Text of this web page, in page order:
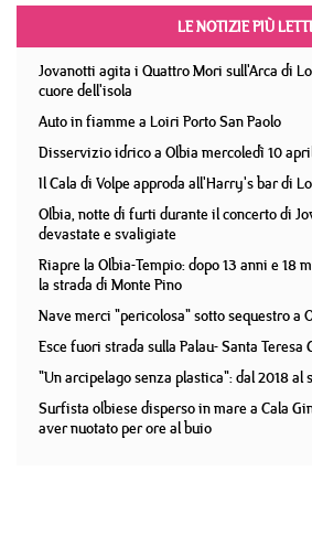
LE NOTIZIE PIÙ
Jovanotti agita i Quattro Mori sull'Arca di
cuore dell'isola
Auto in fiamme a Loiri Porto San Paolo
Disservizio idrico a Olbia mercoledì 10
Il Cala di Volpe approda all'Harry's bar di
Olbia, notte di furti durante il concerto di
devastate e svaligiate
Riapre la Olbia-Tempio: dopo 13 anni e 18
la strada di Monte Pino
Nave merci "pericolosa" sotto sequestro a
Esce fuori strada sulla Palau- Santa Teresa
"Un arcipelago senza plastica": dal 2018
Surfista olbiese disperso in mare a Cala
aver nuotato per ore al buio